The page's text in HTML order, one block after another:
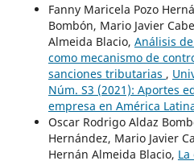
Fanny Maricela Pozo
Bombón, Mario Javier
Almeida Blacio, Análisis
como mecanismo de
sanciones tributarias ,
Núm. S3 (2021): Aportes
empresa en América
Oscar Rodrigo Aldaz
Hernández, Mario Javier
Hernán Almeida Blacio,